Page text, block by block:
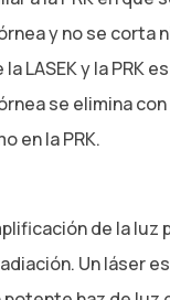
y no se corta
LASEK y la PRK
se elimina
en la PRK.
de la luz
Un láser